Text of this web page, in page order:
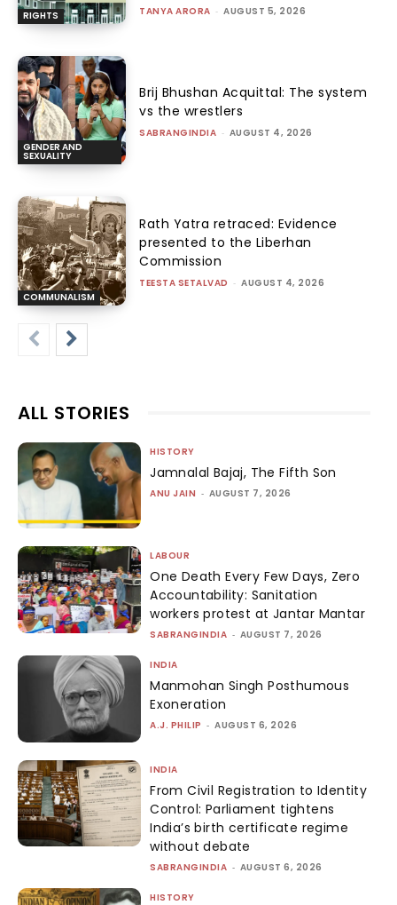
RIGHTS TANYA ARORA - AUGUST 5, 2026
GENDER AND
SEXUALITY
Brij Bhushan Acquittal: The system
vs the wrestlers
SABRANGINDIA - AUGUST 4, 2026
COMMUNALISM
Rath Yatra retraced: Evidence
presented to the Liberhan
Commission
TEESTA SETALVAD - AUGUST 4, 2026
ALL STORIES
HISTORY
Jamnalal Bajaj, The Fifth Son
ANU JAIN - AUGUST 7, 2026
LABOUR
One Death Every Few Days, Zero
Accountability: Sanitation
workers protest at Jantar Mantar
SABRANGINDIA - AUGUST 7, 2026
INDIA
Manmohan Singh Posthumous
Exoneration
A.J. PHILIP - AUGUST 6, 2026
INDIA
From Civil Registration to Identity
Control: Parliament tightens
India’s birth certificate regime
without debate
SABRANGINDIA - AUGUST 6, 2026
HISTORY